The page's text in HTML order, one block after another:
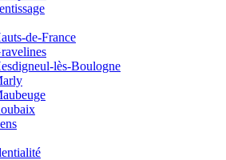
de-France
lès-Boulogne